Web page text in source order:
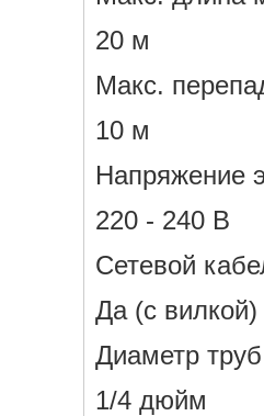
20 м
Макс.
10 м
Напряжение
220 - 240 В
Сетевой
Да (с вилкой)
Диаметр
1/4 дюйм